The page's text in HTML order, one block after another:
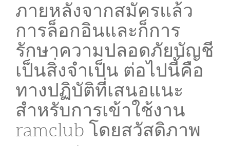
ภายหลังจากสมัครแล้ว
การล็อกอินและก็การ
รักษาความปลอดภัยบัญชี
เป็นสิ่งจำเป็น ต่อไปนี้คือ
ทางปฏิบัติที่เสนอแนะ
สำหรับการเข้าใช้งาน
ramclub โดยสวัสดิภาพ